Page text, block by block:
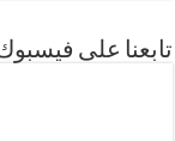
تابعنا على